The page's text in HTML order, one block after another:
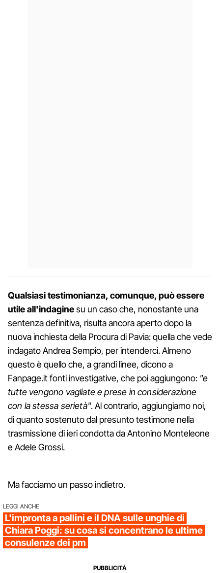
Qualsiasi testimonianza, comunque, può essere
utile all'indaginesu un caso che, nonostante una
sentenza definitiva, risulta ancora aperto dopo la
nuova inchiesta della Procura di Pavia: quella che vede
indagato Andrea Sempio, per intenderci. Almeno
questo è quello che, a grandi linee, dicono a
Fanpage.it fonti investigative, che poi aggiungono: "e
tutte vengono vagliate e prese in considerazione
con la stessa serietà". Al contrario, aggiungiamo noi,
di quanto sostenuto dal presunto testimone nella
trasmissione di ieri condotta da Antonino Monteleone
e Adele Grossi.
Ma facciamo un passo indietro.
LEGGI ANCHE
L'impronta a pallini e il DNA sulle unghie di
Chiara Poggi: su cosa si concentrano le ultime
consulenze dei pm